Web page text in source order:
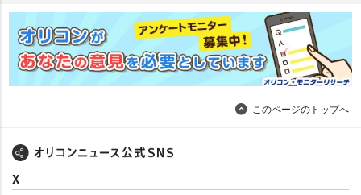
このページのトップへ
X